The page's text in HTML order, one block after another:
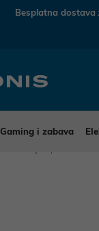
Besplatna dostava
Gaming i zabava